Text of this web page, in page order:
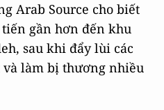
Arab Source cho biết
gần hơn đến khu
sau khi đẩy lùi các
làm bị thương nhiều